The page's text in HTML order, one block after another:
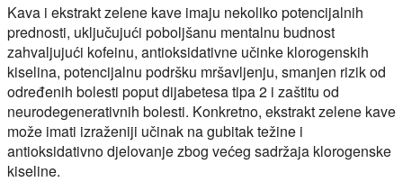
Kava i ekstrakt zelene kave imaju nekoliko potencijalnih
prednosti, uključujući poboljšanu mentalnu budnost
zahvaljujući kofeinu, antioksidativne učinke klorogenskih
kiselina, potencijalnu podršku mršavljenju, smanjen rizik od
određenih bolesti poput dijabetesa tipa 2 i zaštitu od
neurodegenerativnih bolesti. Konkretno, ekstrakt zelene kave
može imati izraženiji učinak na gubitak težine i
antioksidativno djelovanje zbog većeg sadržaja klorogenske
kiseline.